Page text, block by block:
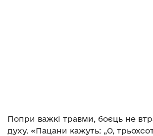
Попри важкі травми, боєць не
духу. «Пацани кажуть: „О,